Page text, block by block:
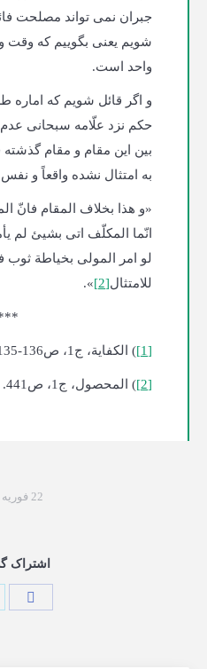
جبران نمی تواند مصلحت
شویم یعنی بگوییم که وقت
واحد است.
و اگر قائل شویم که اماره
حکم نزد علّامه سبحانی
بین این مقام و مقام گذشته
به امتثال نشده واقعاً و
«و هذا بخلاف المقام فانّ
انّما المکلّف اتی بشیئ لم
لو امر المولی بخیاطة ثوب
للامتثال[2]
».
[1] ) الکفایة، ج1، ص136-135.
[2] ) المحصول، ج1، ص441.
22 فوریه 2026
اشتراک